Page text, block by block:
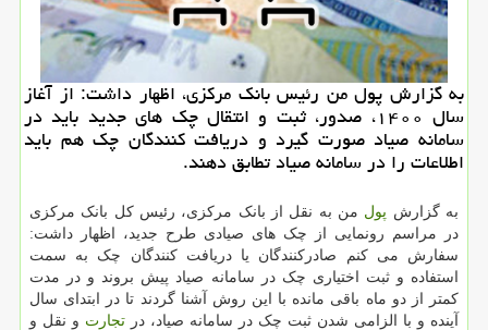
به گزارش پول من رئیس بانک مرکزی، اظهار داشت: از آغاز
سال ۱۴۰۰، صدور، ثبت و انتقال چک های جدید باید در
سامانه صیاد صورت گیرد و دریافت کنندگان چک هم باید
اطلاعات را در سامانه صیاد تطابق دهند.
به گزارش پول من به نقل از بانک مرکزی، رئیس کل بانک مرکزی
در مراسم رونمایی از چک های صیادی طرح جدید، اظهار داشت:
سفارش می کنم صادرکنندگان یا دریافت کنندگان چک به سمت
استفاده و ثبت اختیاری چک در سامانه صیاد پیش بروند و در مدت
کمتر از دو ماه باقی مانده با این روش آشنا گردند تا در ابتدای سال
آینده و با الزامی شدن ثبت چک در سامانه صیاد، در تجارت و نقل و